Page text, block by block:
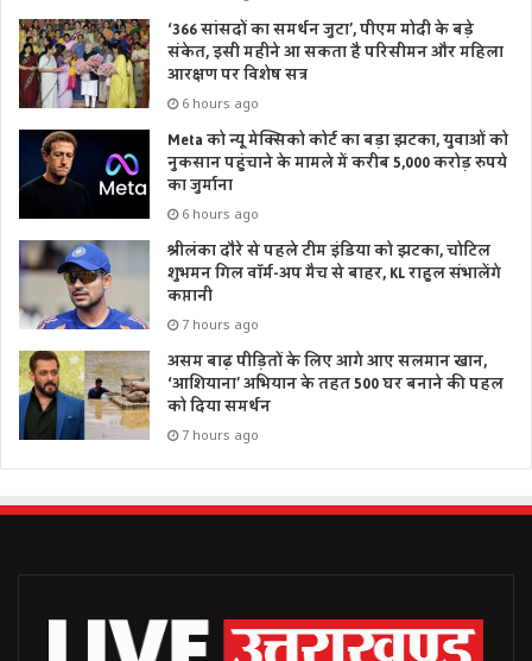
‘366 सांसदों का समर्थन जुटा’, पीएम मोदी के बड़े
संकेत, इसी महीने आ सकता है परिसीमन और महिला
आरक्षण पर विशेष सत्र
6 hours ago
Meta को न्यू मेक्सिको कोर्ट का बड़ा झटका, युवाओं को
नुकसान पहुंचाने के मामले में करीब 5,000 करोड़ रुपये
का जुर्माना
6 hours ago
श्रीलंका दौरे से पहले टीम इंडिया को झटका, चोटिल
शुभमन गिल वॉर्म-अप मैच से बाहर, KL राहुल संभालेंगे
कप्तानी
7 hours ago
असम बाढ़ पीड़ितों के लिए आगे आए सलमान खान,
‘आशियाना’ अभियान के तहत 500 घर बनाने की पहल
को दिया समर्थन
7 hours ago